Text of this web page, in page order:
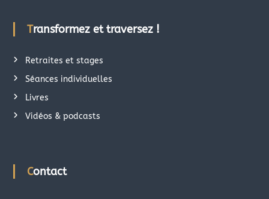
Transformez et traversez !
Retraites et stages
Séances individuelles
Livres
Vidéos & podcasts
Contact